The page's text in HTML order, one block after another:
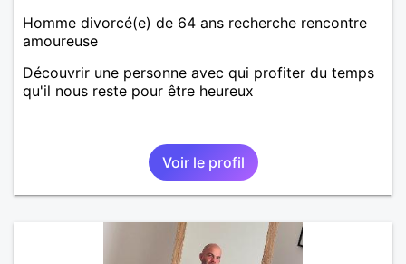
Homme divorcé(e) de 64 ans recherche rencontre
amoureuse
Découvrir une personne avec qui profiter du temps
qu'il nous reste pour être heureux
Voir le profil